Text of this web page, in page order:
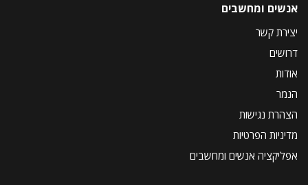
אנשים ומחשבים
יצירת קשר
דרושים
אודות
הנמר
הצהרת נגישות
מדיניות הפרטיות
אפליקציה אנשים ומחשבים